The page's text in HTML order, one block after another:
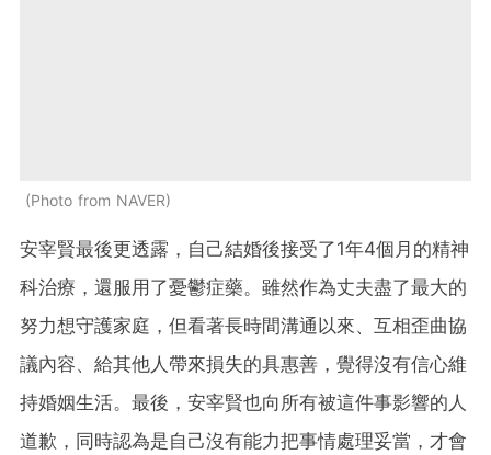
Photo from NAVER
安宰賢最後更透露，自己結婚後接受了1年4個月的精神
科治療，還服用了憂鬱症藥。雖然作為丈夫盡了最大的
努力想守護家庭，但看著長時間溝通以來、互相歪曲協
議內容、給其他人帶來損失的具惠善，覺得沒有信心維
持婚姻生活。最後，安宰賢也向所有被這件事影響的人
道歉，同時認為是自己沒有能力把事情處理妥當，才會